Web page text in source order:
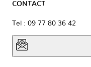
CONTACT
Tel : 09 77 80 36 42